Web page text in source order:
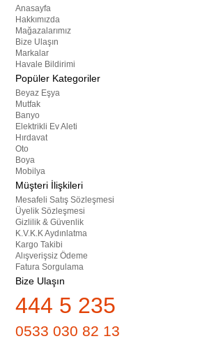
Anasayfa
Hakkımızda
Mağazalarımız
Bize Ulaşın
Markalar
Havale Bildirimi
Popüler Kategoriler
Beyaz Eşya
Mutfak
Banyo
Elektrikli Ev Aleti
Hırdavat
Oto
Boya
Mobilya
Müşteri İlişkileri
Mesafeli Satış Sözleşmesi
Üyelik Sözleşmesi
Gizlilik & Güvenlik
K.V.K.K Aydınlatma
Kargo Takibi
Alışverişsiz Ödeme
Fatura Sorgulama
Bize Ulaşın
444 5 235
0533 030 82 13